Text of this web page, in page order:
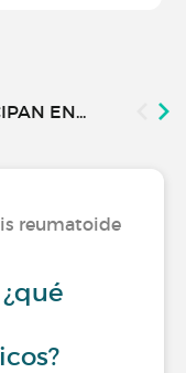
EN...
reumatoide